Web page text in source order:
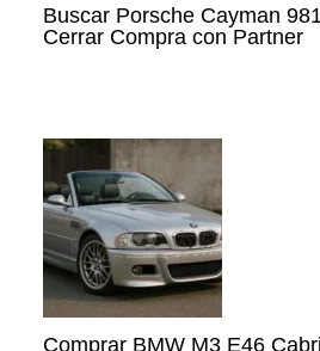
Buscar Porsche Cayman
Cerrar Compra con Partner
Comprar BMW M3 E46